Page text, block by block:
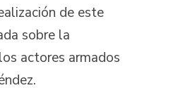
de este
sobre la
actores armados